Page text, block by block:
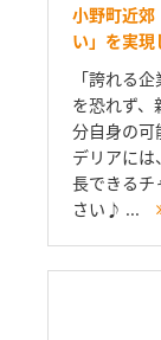
小野町近郊
い」を実現
「誇れる
を恐れず、
分自身の可
デリアに
長できるチ
さい♪ ...